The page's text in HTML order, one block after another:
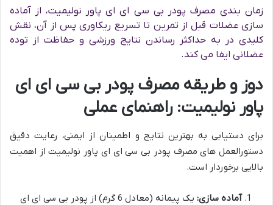
زمان بندی مصرف پودر بی سی ای ای پاور نولیمیت، از آماده
سازی عضلات قبل از تمرین تا تسریع ریکاوری پس از آن، نقش
کلیدی در به حداکثر رساندن نتایج ورزشی و حفاظت از توده
عضلانی ایفا می کند.
دوز و طریقه مصرف پودر بی سی ای ای
پاور نولیمیت: راهنمای عملی
برای دستیابی به بهترین نتایج و اطمینان از ایمنی، رعایت دقیق
دستورالعمل های مصرف پودر بی سی ای ای پاور نولیمیت از اهمیت
بالایی برخوردار است.
آماده سازی:
یک پیمانه (معادل 6 گرم) از پودر بی سی ای ای